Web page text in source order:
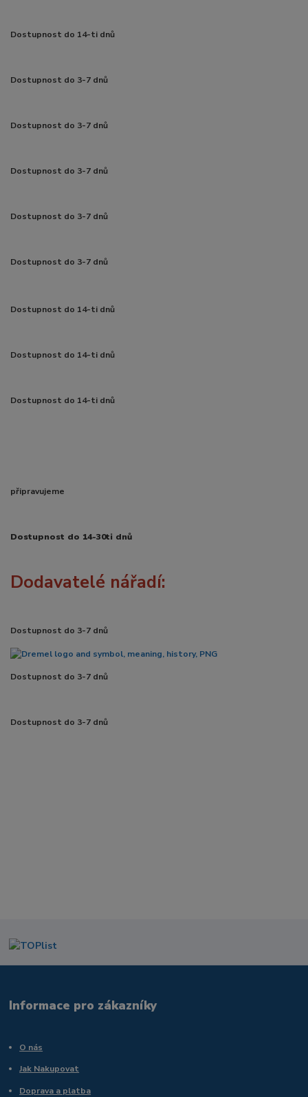
Dostupnost do 14-ti dnů
Dostupnost do 3-7 dnů
Dostupnost do 3-7 dnů
Dostupnost do 3-7 dnů
Dostupnost do 3-7 dnů
Dostupnost do 3-7 dnů
Dostupnost do 14-ti dnů
Dostupnost do 14-ti dnů
Dostupnost do 14-ti dnů
připravujeme
Dostupnost do 14-30ti dnů
Dodavatelé nářadí:
Dostupnost do 3-7 dnů
Dostupnost do 3-7 dnů
Dostupnost do 3-7 dnů
Informace pro zákazníky
O nás
Jak Nakupovat
Doprava a platba